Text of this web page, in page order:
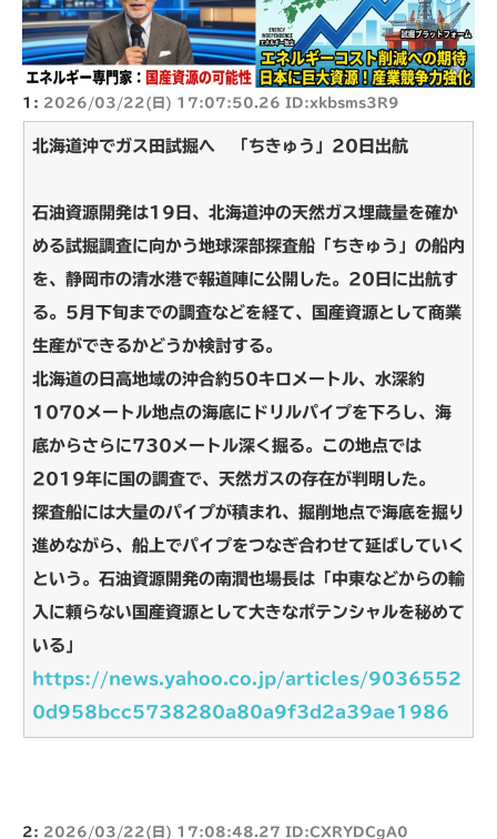
1: 2026/03/22(日) 17:07:50.26 ID:xkbsms3R9
北海道沖でガス田試掘へ 「ちきゅう」20日出航
石油資源開発は19日、北海道沖の天然ガス埋蔵量を確か
める試掘調査に向かう地球深部探査船「ちきゅう」の船内
を、静岡市の清水港で報道陣に公開した。20日に出航す
る。5月下旬までの調査などを経て、国産資源として商業
生産ができるかどうか検討する。
北海道の日高地域の沖合約50キロメートル、水深約
1070メートル地点の海底にドリルパイプを下ろし、海
底からさらに730メートル深く掘る。この地点では
2019年に国の調査で、天然ガスの存在が判明した。
探査船には大量のパイプが積まれ、掘削地点で海底を掘り
進めながら、船上でパイプをつなぎ合わせて延ばしていく
という。石油資源開発の南潤也場長は「中東などからの輸
入に頼らない国産資源として大きなポテンシャルを秘めて
いる」
https://news.yahoo.co.jp/articles/9036552
0d958bcc5738280a80a9f3d2a39ae1986
2: 2026/03/22(日) 17:08:48.27 ID:CXRYDCgA0